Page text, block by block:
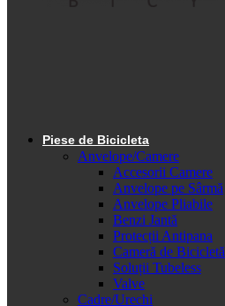
Piese de Bicicleta
Anvelope/Camere
Accesorii Camere
Anvelope pe Sârmă
Anvelope Pliabile
Benzi Jantă
Protecții Antipana
Cameră de Bicicletă
Soluții Tubeless
Valve
Cadre/Urechi